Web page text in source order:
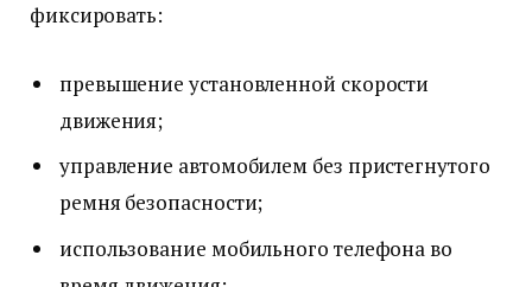
фиксировать:
превышение установленной скорости
движения;
управление автомобилем без пристегнутого
ремня безопасности;
использование мобильного телефона во